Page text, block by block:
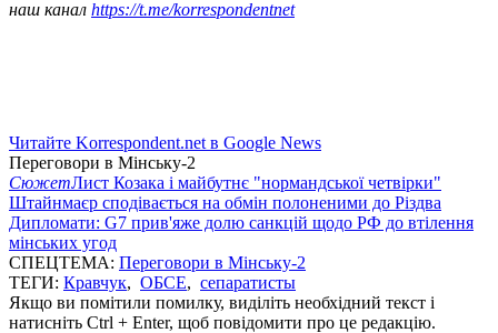
наш канал https://t.me/korrespondentnet
Читайте Korrespondent.net в Google News
Переговори в Мінську-2
СюжетЛист Козака і майбутнє "нормандської четвірки"
Штайнмаєр сподівається на обмін полоненими до Різдва
Дипломати: G7 прив'яже долю санкцій щодо РФ до втілення
мінських угод
СПЕЦТЕМА: Переговори в Мінську-2
ТЕГИ: Кравчук, ОБСЕ, сепаратисты
Якщо ви помітили помилку, виділіть необхідний текст і
натисніть Ctrl + Enter, щоб повідомити про це редакцію.